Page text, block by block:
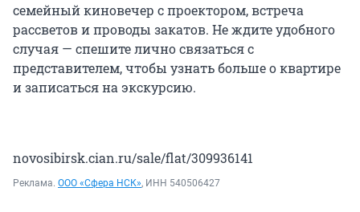
семейный киновечер с проектором, встреча
рассветов и проводы закатов. Не ждите удобного
случая — спешите лично связаться с
представителем, чтобы узнать больше о квартире
и записаться на экскурсию.
novosibirsk.cian.ru/sale/flat/309936141
Реклама. ООО «Сфера НСК», ИНН 540506427